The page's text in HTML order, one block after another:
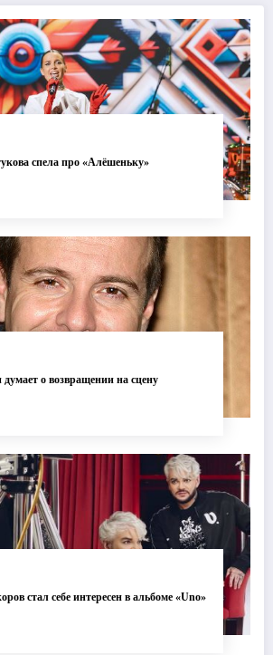
спела про «Алёшеньку»
о возвращении на сцену
стал себе интересен в альбоме «Uno»